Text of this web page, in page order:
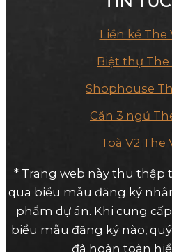
Liền kề The
Biệt thự The
Shophouse
Căn 3 ngủ
Toà V2 The
* Trang web này thu
qua biểu mẫu đăng ký
phẩm dự án. Khi cung
biểu mẫu đăng ký nào,
đã hoàn toàn